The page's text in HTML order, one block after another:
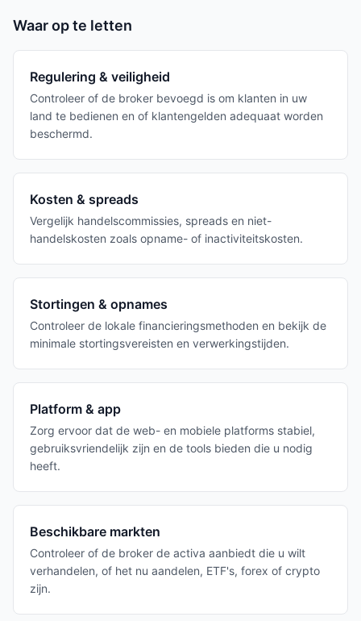
Waar op te letten
Regulering & veiligheid
Controleer of de broker bevoegd is om klanten in uw
land te bedienen en of klantengelden adequaat worden
beschermd.
Kosten & spreads
Vergelijk handelscommissies, spreads en niet-
handelskosten zoals opname- of inactiviteitskosten.
Stortingen & opnames
Controleer de lokale financieringsmethoden en bekijk de
minimale stortingsvereisten en verwerkingstijden.
Platform & app
Zorg ervoor dat de web- en mobiele platforms stabiel,
gebruiksvriendelijk zijn en de tools bieden die u nodig
heeft.
Beschikbare markten
Controleer of de broker de activa aanbiedt die u wilt
verhandelen, of het nu aandelen, ETF's, forex of crypto
zijn.